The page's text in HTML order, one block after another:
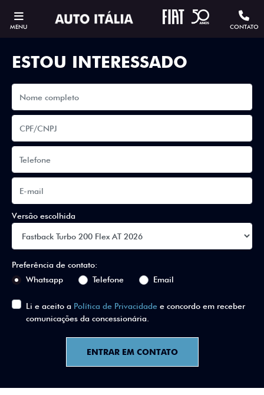
MENU CONTATO
ESTOU INTERESSADO
Versão escolhida
Preferência de contato:
Whatsapp
Telefone Email
Li e aceito a Política de Privacidade e concordo em receber
comunicações da concessionária.
ENTRAR EM CONTATO